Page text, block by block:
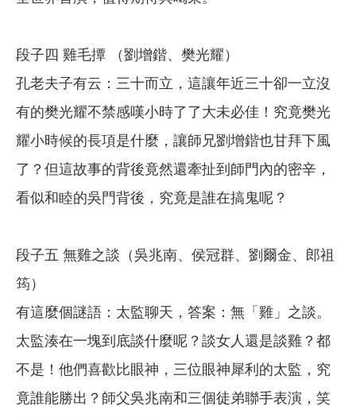
段子四 雞毛撢 （劉增鍇、樊光耀）
孔老夫子有云：三十而立，這讓年近三十卻一立沒
有的樊光耀不禁感嘆小時了了大未必佳！究竟樊光
耀小時候的長項是什麼，讓師兄劉增鍇也甘拜下風
了？但這故事的背後竟然還牽扯到師門內的密辛，
看似和睦的吳門背後，究竟是誰在搞鬼呢？
段子五 無雞之談（吳兆南、侯冠群、劉爾金、郎祖
筠）
有這麼個謎語：太監聊天，答案：無「雞」之談。
太監湊在一塊到底談什麼呢？談女人還是談雞？都
不是！他們喜歡比眼神，三位眼神犀利的太監，究
竟誰能勝出？師父吳兆南和三個徒弟聯手表演，笑